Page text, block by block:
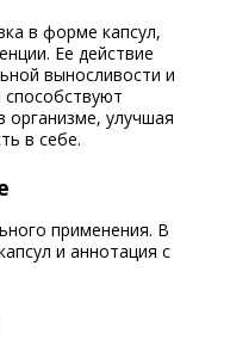
в форме капсул,
Ее действие
выносливости и
способствуют
улучшая
в себе.
применения. В
и аннотация с